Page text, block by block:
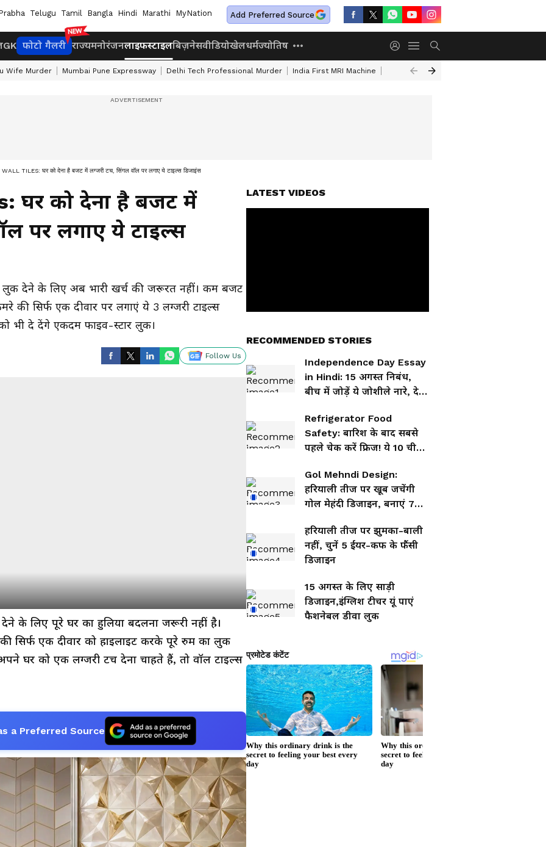
Telugu Tamil Bangla Hindi Marathi MyNation Add Preferred Source
GK फोटो गैलरी राज्यमनोरंजनलाइफस्टाइलबिज़नेसवीडियोखेलधर्मज्योतिष
Wife Murder Mumbai Pune Expressway Delhi Tech Professional Murder India First MRI Machine Independence Day Speech In Hindi
WALL TILES: घर को देना है बजट में लग्जरी टच, सिंगल वॉल पर लगाए ये टाइल्स डिजाइंस
घर को देना है बजट में
पर लगाए ये टाइल्स
देने के लिए अब भारी खर्च की जरूरत नहीं। कम बजट
की सिर्फ एक दीवार पर लगाएं ये 3 लग्जरी टाइल्स
भी दे देंगे एकदम फाइव-स्टार लुक।
Follow Us
के लिए पूरे घर का हुलिया बदलना जरूरी नहीं है।
की सिर्फ एक दीवार को हाइलाइट करके पूरे रुम का लुक
घर को एक लग्जरी टच देना चाहते हैं, तो वॉल टाइल्स
a Preferred Source
LATEST VIDEOS
RECOMMENDED STORIES
Independence Day Essay
in Hindi: 15 अगस्त निबंध,
बीच में जोड़ें ये जोशीले नारे, देखें
Refrigerator Food
Safety: बारिश के बाद सबसे
पहले चेक करें फ्रिज! ये 10 चीजें
Gol Mehndi Design:
हरियाली तीज पर खूब जचेंगी
गोल मेहंदी डिजाइन, बनाएं 7
हरियाली तीज पर झुमका-बाली
नहीं, चुनें 5 ईयर-कफ के फैंसी
डिजाइन
15 अगस्त के लिए साड़ी
डिजाइन,इंग्लिश टीचर यूं पाएं
फैशनेबल डीवा लुक